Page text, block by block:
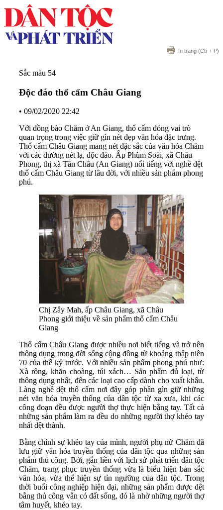
In trang (Ctr + P)
Sắc màu 54
Độc đáo thổ cẩm Châu Giang
• 09/02/2020 22:42
Với đồng bào Chăm ở An Giang, thổ cẩm đóng vai trò
quan trọng trong việc giữ gìn nét đẹp văn hóa đặc trưng.
Thổ cẩm Châu Giang mang nét đặc sắc của văn hóa Chăm
với các đường nét lạ, độc đáo. Ấp Phũm Soài, xã Châu
Phong, thị xã Tân Châu (An Giang) nổi tiếng với nghề dệt
thổ cẩm Châu Giang từ lâu đời, với nhiều sản phẩm phong
phú.
Chị Zây Mah, ấp Châu Giang, xã Châu
Phong giới thiệu về sản phẩm thổ cẩm Châu
Giang
Thổ cẩm Châu Giang được nhiều nơi biết tiếng và trở nên
thông dụng trong đời sống cộng đồng từ khoảng thập niên
70 của thế kỷ trước. Với nhiều sản phẩm phong phú như:
Xà rông, khăn choàng, túi xách… Sản phẩm đủ loại, từ
thông dụng nhất, đến các loại cao cấp dành cho xuất khẩu.
Làng nghề dệt thổ cẩm nơi đây góp phần gìn giữ những
nét văn hóa truyền thống của dân tộc từ xa xưa, khi các
công đoạn đều được người thợ thực hiện bằng tay. Tất cả
những sản phẩm làm ra đều do những người thợ khéo tay
nhất dệt thành.
Bằng chính sự khéo tay của mình, người phụ nữ Chăm đã
lưu giữ văn hóa truyền thống của dân tộc qua những sản
phẩm thủ công. Bởi, gắn liền với lịch sử phát triển dân tộc
Chăm, trang phục truyền thống vừa là biểu hiện bản sắc
văn hóa, vừa thể hiện sự tín ngưỡng của dân tộc. Trong
thời buổi công nghiệp hiện đại, những sản phẩm được dệt
bằng thủ công vẫn có đất sống, đó là nhờ những người thợ
tâm huyết, khéo tay.